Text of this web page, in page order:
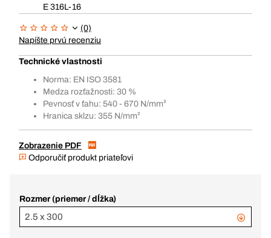
E 316L-16
(0)
Napíšte prvú recenziu
Technické vlastnosti
Norma: EN ISO 3581
Medza rozťažnosti: 30 %
Pevnosť v ťahu: 540 - 670 N/mm²
Hranica sklzu: 355 N/mm²
Zobrazenie PDF
Odporučiť produkt priateľovi
Rozmer (priemer / dĺžka)
2.5 x 300